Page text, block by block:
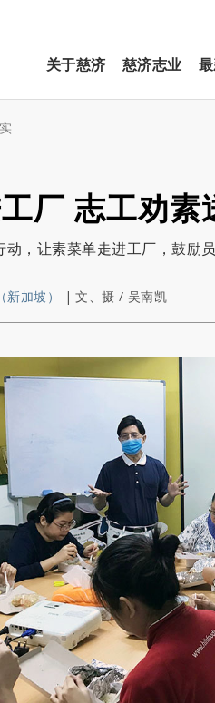
关于慈济
慈济志业
厂 志工劝素
，让素菜单走进工厂，鼓励
加坡） |文、摄 / 吴南凯